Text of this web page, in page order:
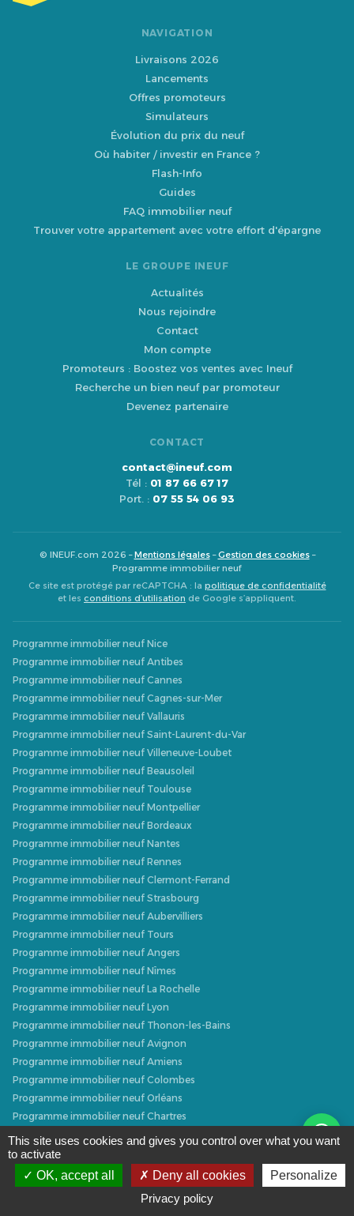
NAVIGATION
Livraisons 2026
Lancements
Offres promoteurs
Simulateurs
Évolution du prix du neuf
Où habiter / investir en France ?
Flash-Info
Guides
FAQ immobilier neuf
Trouver votre appartement avec votre effort d'épargne
LE GROUPE INEUF
Actualités
Nous rejoindre
Contact
Mon compte
Promoteurs : Boostez vos ventes avec Ineuf
Recherche un bien neuf par promoteur
Devenez partenaire
CONTACT
contact@ineuf.com
Tél : 01 87 66 67 17
Port. : 07 55 54 06 93
© INEUF.com 2026 –Mentions légales–Gestion des cookies–
Programme immobilier neuf
Ce site est protégé par reCAPTCHA : la politique de confidentialité
et les conditions d’utilisation de Google s’appliquent.
Programme immobilier neuf Nice
Programme immobilier neuf Antibes
Programme immobilier neuf Cannes
Programme immobilier neuf Cagnes-sur-Mer
Programme immobilier neuf Vallauris
Programme immobilier neuf Saint-Laurent-du-Var
Programme immobilier neuf Villeneuve-Loubet
Programme immobilier neuf Beausoleil
Programme immobilier neuf Toulouse
Programme immobilier neuf Montpellier
Programme immobilier neuf Bordeaux
Programme immobilier neuf Nantes
Programme immobilier neuf Rennes
Programme immobilier neuf Clermont-Ferrand
Programme immobilier neuf Strasbourg
Programme immobilier neuf Aubervilliers
Programme immobilier neuf Tours
Programme immobilier neuf Angers
Programme immobilier neuf Nîmes
Programme immobilier neuf La Rochelle
Programme immobilier neuf Lyon
Programme immobilier neuf Thonon-les-Bains
Programme immobilier neuf Avignon
Programme immobilier neuf Amiens
Programme immobilier neuf Colombes
Programme immobilier neuf Orléans
Programme immobilier neuf Chartres
Programme immobilier neuf Metz
Programme immobilier neuf Caen
Programme immobilier neuf Dijon
Programme immobilier neuf Villeurbanne
Programme immobilier neuf Narbonne
This site uses cookies and gives you control over what you want
to activate
OK, accept all
Deny all cookies
Personalize
Privacy policy